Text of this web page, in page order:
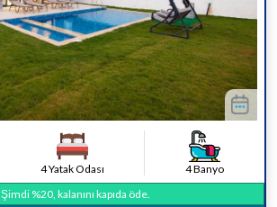
4 Yatak Odası
4 Banyo
Şimdi %20, kalanını kapıda öde.